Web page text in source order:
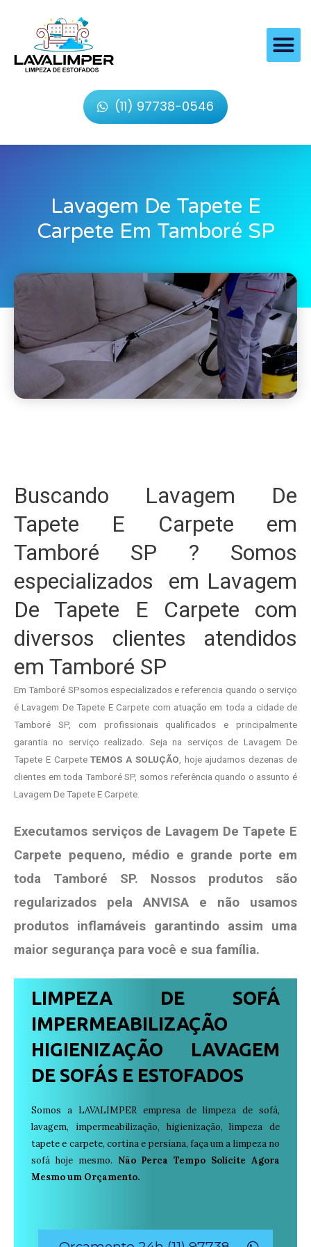
(11) 97738-0546
Lavagem De Tapete E
Carpete Em Tamboré SP
Buscando Lavagem De
Tapete E Carpete em
Tamboré SP ? Somos
especializados em Lavagem
De Tapete E Carpete com
diversos clientes atendidos
em Tamboré SP
Em Tamboré SPsomos especializados e referencia quando o serviço
é Lavagem De Tapete E Carpete com atuação em toda a cidade de
Tamboré SP, com profissionais qualificados e principalmente
garantia no serviço realizado. Seja na serviços de Lavagem De
Tapete E CarpeteTEMOS A SOLUÇÃO , hoje ajudamos dezenas de
clientes em toda Tamboré SP, somos referência quando o assunto é
Lavagem De Tapete E Carpete.
Executamos serviços de Lavagem De Tapete E
Carpete pequeno, médio e grande porte em
toda Tamboré SP. Nossos produtos são
regularizados pela ANVISA e não usamos
produtos inflamáveis garantindo assim uma
maior segurança para você e sua família.
LIMPEZA DE SOFÁ
IMPERMEABILIZAÇÃO
HIGIENIZAÇÃO LAVAGEM
DE SOFÁS E ESTOFADOS
Somos a LAVALIMPER empresa de limpeza de sofá,
lavagem, impermeabilização, higienização, limpeza de
tapete e carpete, cortina e persiana, faça um a limpeza no
sofá hoje mesmo. Não Perca Tempo Solicite Agora
Mesmo um Orçamento.